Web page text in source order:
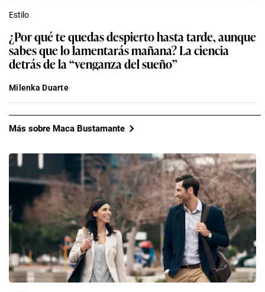
Estilo
¿Por qué te quedas despierto hasta tarde, aunque
sabes que lo lamentarás mañana? La ciencia
detrás de la “venganza del sueño”
Milenka Duarte
Más sobre Maca Bustamante